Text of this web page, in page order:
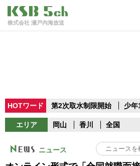
株式会社 瀬戸内海放送
HOTワード 第2次取水制限開始 少年
エリア 岡山 香川 全国
ニュース